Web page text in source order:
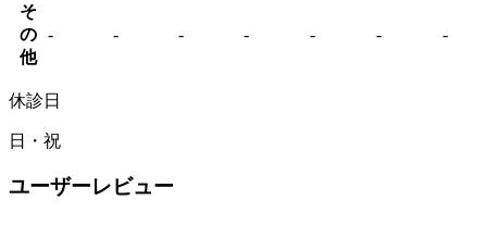
そ
の
他
- - - - - - -
休診日
日・祝
ユーザーレビュー